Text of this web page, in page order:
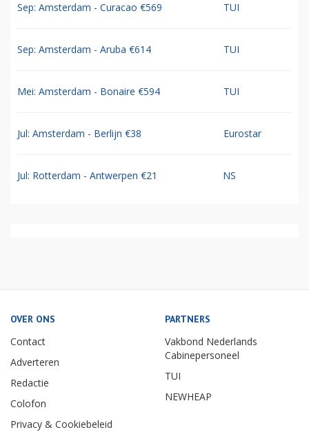
Sep: Amsterdam - Curacao €569 TUI
Sep: Amsterdam - Aruba €614 TUI
Mei: Amsterdam - Bonaire €594 TUI
Jul: Amsterdam - Berlijn €38 Eurostar
Jul: Rotterdam - Antwerpen €21 NS
OVER ONS
Contact
Adverteren
Redactie
Colofon
Privacy & Cookiebeleid
PARTNERS
Vakbond Nederlands
Cabinepersoneel
TUI
NEWHEAP